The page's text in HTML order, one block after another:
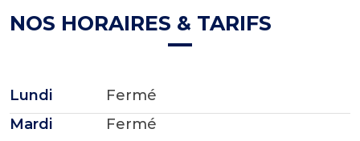
NOS HORAIRES & TARIFS
Lundi
Fermé
Mardi
Fermé